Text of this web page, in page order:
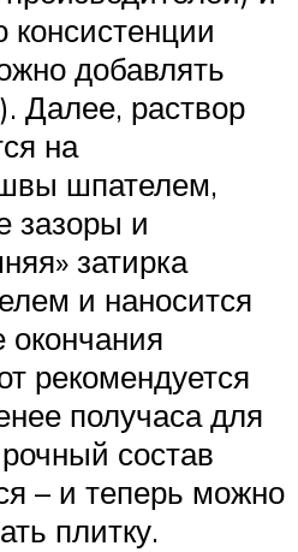
консистенции
добавлять
Далее, раствор
на
шпателем,
зазоры и
затирка
и наносится
окончания
рекомендуется
получаса для
состав
– и теперь можно
плитку.